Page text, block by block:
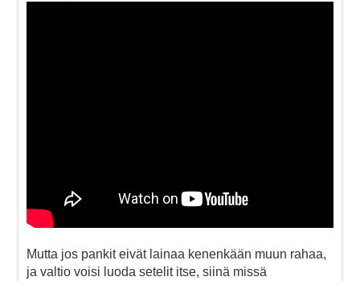
Mutta jos pankit eivät lainaa kenenkään muun rahaa,
ja valtio voisi luoda setelit itse, siinä missä